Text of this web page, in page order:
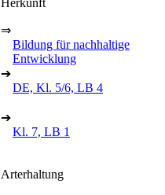
⇒
Bildung für nachhaltige
Entwicklung
➔
DE, Kl. 5/6, LB 4
➔
Kl. 7, LB 1
Arterhaltung